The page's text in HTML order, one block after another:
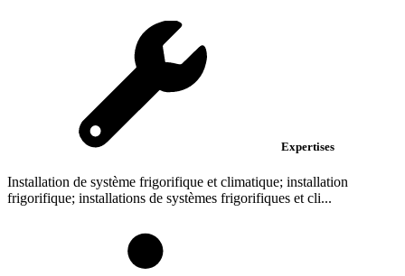
Expertises
Installation de système frigorifique et climatique; installation
frigorifique; installations de systèmes frigorifiques et cli...